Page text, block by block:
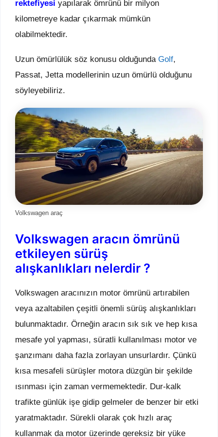
rektefiyesi yapılarak ömrünü bir milyon
kilometreye kadar çıkarmak mümkün
olabilmektedir.
Uzun ömürlülük söz konusu olduğunda Golf,
Passat, Jetta modellerinin uzun ömürlü olduğunu
söyleyebiliriz.
Volkswagen araç
Volkswagen aracın ömrünü
etkileyen sürüş
alışkanlıkları nelerdir ?
Volkswagen aracınızın motor ömrünü artırabilen
veya azaltabilen çeşitli önemli sürüş alışkanlıkları
bulunmaktadır. Örneğin aracın sık sık ve hep kısa
mesafe yol yapması, süratli kullanılması motor ve
şanzımanı daha fazla zorlayan unsurlardır. Çünkü
kısa mesafeli sürüşler motora düzgün bir şekilde
ısınması için zaman vermemektedir. Dur-kalk
trafikte günlük işe gidip gelmeler de benzer bir etki
yaratmaktadır. Sürekli olarak çok hızlı araç
kullanmak da motor üzerinde gereksiz bir yüke